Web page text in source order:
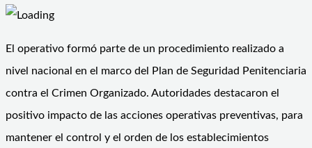
El operativo formó parte de un procedimiento realizado a
nivel nacional en el marco del Plan de Seguridad Penitenciaria
contra el Crimen Organizado. Autoridades destacaron el
positivo impacto de las acciones operativas preventivas, para
mantener el control y el orden de los establecimientos